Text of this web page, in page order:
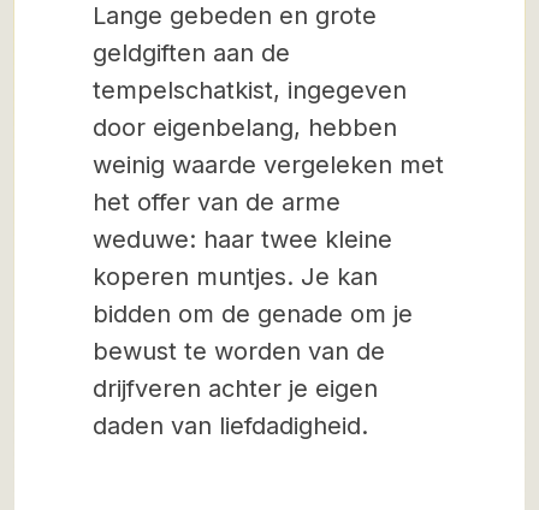
Lange gebeden en grote
geldgiften aan de
tempelschatkist, ingegeven
door eigenbelang, hebben
weinig waarde vergeleken met
het offer van de arme
weduwe: haar twee kleine
koperen muntjes. Je kan
bidden om de genade om je
bewust te worden van de
drijfveren achter je eigen
daden van liefdadigheid.